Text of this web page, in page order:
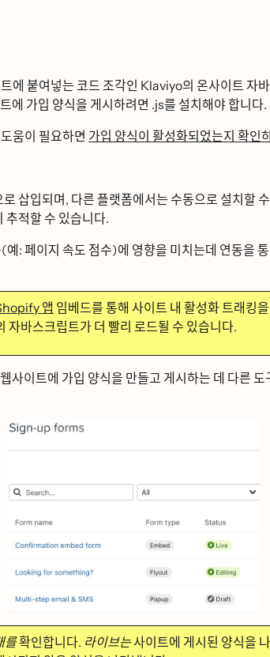
붙여넣는 코드 조각인 Klaviyo의
양식을 게시하려면 .js를 설치해야 합니다.
필요하면 가입 양식이 활성화되었는지
삽입되며, 다른 플랫폼에서는 수동으로 설치할
수 있습니다.
페이지 속도 점수)에 영향을 미치는데 연동을
앱 임베드를 통해 사이트 내 활성화
더 빨리 로드될 수 있습니다.
가입 양식을 만들고 게시하는 데 다른
확인합니다. 라이브는사이트에 게시된 양식을